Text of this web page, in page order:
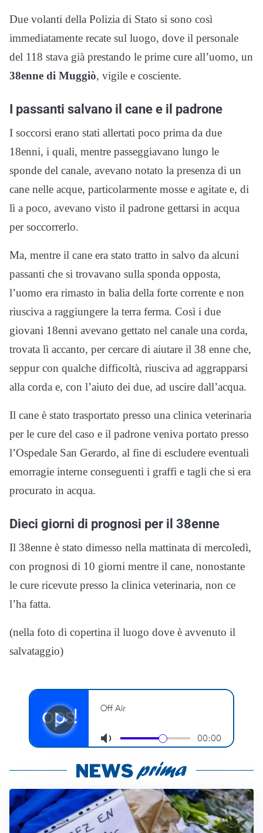
Due volanti della Polizia di Stato si sono così
immediatamente recate sul luogo, dove il personale
del 118 stava già prestando le prime cure all’uomo, un
38enne di Muggiò, vigile e cosciente.
I passanti salvano il cane e il padrone
I soccorsi erano stati allertati poco prima da due
18enni, i quali, mentre passeggiavano lungo le
sponde del canale, avevano notato la presenza di un
cane nelle acque, particolarmente mosse e agitate e, di
lì a poco, avevano visto il padrone gettarsi in acqua
per soccorrerlo.
Ma, mentre il cane era stato tratto in salvo da alcuni
passanti che si trovavano sulla sponda opposta,
l’uomo era rimasto in balia della forte corrente e non
riusciva a raggiungere la terra ferma. Così i due
giovani 18enni avevano gettato nel canale una corda,
trovata lì accanto, per cercare di aiutare il 38 enne che,
seppur con qualche difficoltà, riusciva ad aggrapparsi
alla corda e, con l’aiuto dei due, ad uscire dall’acqua.
Il cane è stato trasportato presso una clinica veterinaria
per le cure del caso e il padrone veniva portato presso
l’Ospedale San Gerardo, al fine di escludere eventuali
emorragie interne conseguenti i graffi e tagli che si era
procurato in acqua.
Dieci giorni di prognosi per il 38enne
Il 38enne è stato dimesso nella mattinata di mercoledì,
con prognosi di 10 giorni mentre il cane, nonostante
le cure ricevute presso la clinica veterinaria, non ce
l’ha fatta.
(nella foto di copertina il luogo dove è avvenuto il
salvataggio)